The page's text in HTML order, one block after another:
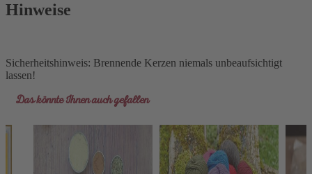
Hinweise
Sicherheitshinweis: Brennende Kerzen niemals unbeaufsichtigt
lassen!
Das könnte Ihnen auch gefallen